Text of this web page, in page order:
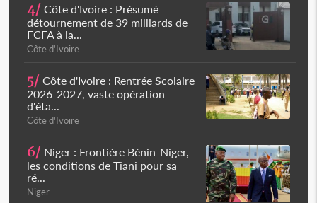
4/ Côte d'Ivoire : Présumé
détournement de 39 milliards de
FCFA à la...
Côte d'Ivoire
5/ Côte d'Ivoire : Rentrée Scolaire
2026-2027, vaste opération
d'éta...
Côte d'Ivoire
6/ Niger : Frontière Bénin-Niger,
les conditions de Tiani pour sa
ré...
Niger